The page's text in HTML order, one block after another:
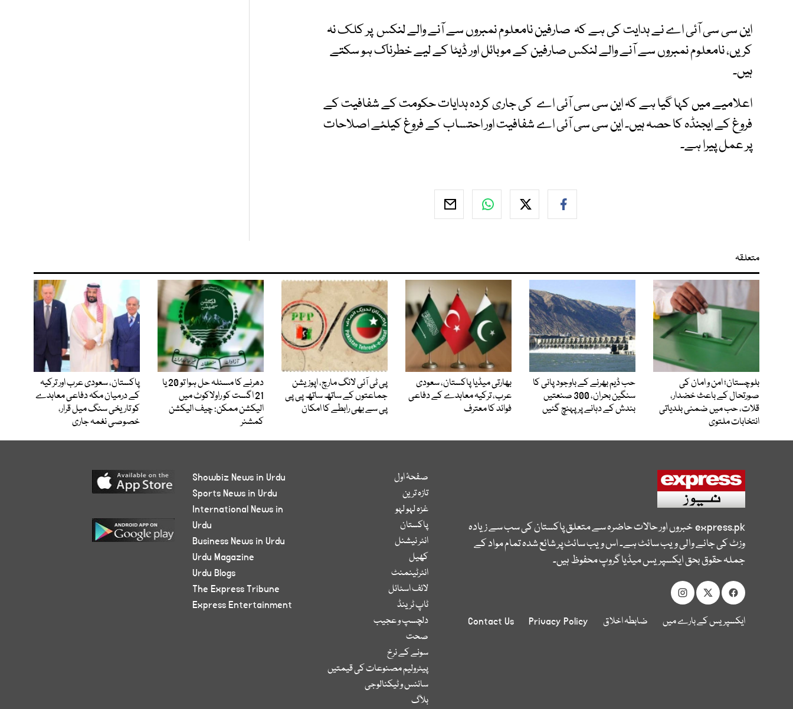
این سی سی آئی اے نے ہدایت کی ہے کہ صارفین نامعلوم نمبروں سے آنے والے لنکس پر کلک نہ
کریں، نامعلوم نمبروں سے آنے والے لنکس صارفین کے موبائل اور ڈیٹا کے لیے خطرناک ہو سکتے
ہیں۔
اعلامیے میں کہا گیا ہے کہ این سی سی آئی اے کی جاری کردہ ہدایات حکومت کے شفافیت کے
فروغ کے ایجنڈہ کا حصہ ہیں۔ این سی سی آئی اے شفافیت اور احتساب کے فروغ کیلئے اصلاحات
پر عمل پیرا ہے۔
متعلقہ
بلوچستان؛ امن و امان کی
صورتحال کے باعث خضدار،
قلات، حب میں ضمنی بلدیاتی
انتخابات ملتوی
حب ڈیم بھرنے کے باوجود پانی کا
سنگین بحران، 300 صنعتیں
بندش کے دہانے پر پہنچ گئیں
بھارتی میڈیا پاکستان، سعودی
عرب، ترکیہ معاہدے کے دفاعی
فوائد کا معترف
پی ٹی آئی لانگ مارچ، اپوزیشن
جماعتوں کے ساتھ ساتھ پی پی
پی سے بھی رابطے کا امکان
دھرنے کا مسئلہ حل ہوا تو 20 یا
21 اگست کو راولاکوٹ میں
الیکشن ممکن: چیف الیکشن
کمشنر
پاکستان، سعودی عرب اور ترکیہ
کے درمیان مکہ دفاعی معاہدے
کو تاریخی سنگ میل قرار،
خصوصی نغمہ جاری
express.pkخبروں اور حالات حاضرہ سے متعلق پاکستان کی سب سے زیادہ
وزٹ کی جانے والی ویب سائٹ ہے۔ اس ویب سائٹ پر شائع شدہ تمام مواد کے
جملہ حقوق بحق ایکسپریس میڈیا گروپ محفوظ ہیں۔
ایکسپریس کے بارے میں ضابطہ اخلاق Privacy Policy
Contact Us
صفحۂ اول
تازہ ترین
غزہ لہو لہو
پاکستان
انٹر نیشنل
کھیل
انٹرٹینمنٹ
لائف اسٹائل
ٹاپ ٹرینڈ
دلچسپ و عجیب
صحت
سونے کے نرخ
پیٹرولیم مصنوعات کی قیمتیں
سائنس و ٹیکنالوجی
بلاگ
Showbiz News in Urdu
Sports News in Urdu
International News in
Urdu
Business News in Urdu
Urdu Magazine
Urdu Blogs
The Express Tribune
Express Entertainment